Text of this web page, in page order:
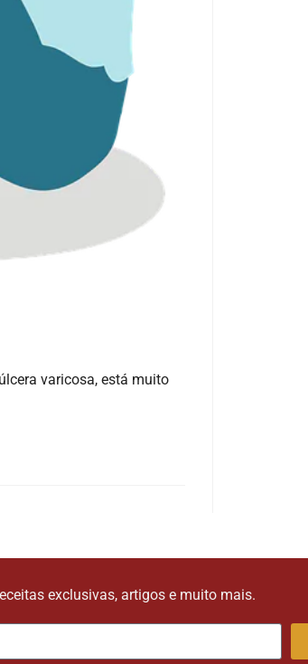
varicosa, está muito
exclusivas, artigos e muito mais.